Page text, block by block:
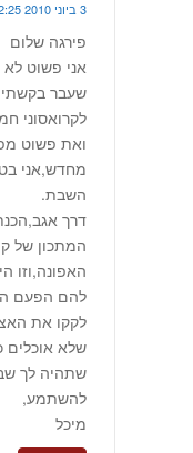
3 ביוני 2010 at 22:25
פירגה שלום
אני פשוט
שעבר
לקרואסוני
ואת פשוט
מחדש,אני
השבת.
דרך
המתכון של
האפונה,וזו
להם הפעם
לקקו את
שלא אוכלים
שתהיה לך
להשתמע,
מיכל